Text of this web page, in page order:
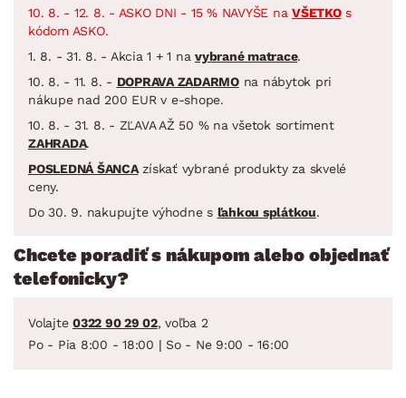
10. 8. - 12. 8. - ASKO DNI - 15 % NAVYŠE na VŠETKOs
kódom ASKO.
1. 8. - 31. 8. - Akcia 1 + 1 na vybrané matrace.
10. 8. - 11. 8. - DOPRAVA ZADARMOna nábytok pri
nákupe nad 200 EUR v e-shope.
10. 8. - 31. 8. - ZĽAVA AŽ 50 % na všetok sortiment
ZAHRADA.
POSLEDNÁ ŠANCAzískať vybrané produkty za skvelé
ceny.
Do 30. 9. nakupujte výhodne s ľahkou splátkou.
Chcete poradiť s nákupom alebo objednať
telefonicky?
Volajte 0322 90 29 02, voľba 2
Po - Pia 8:00 - 18:00 | So - Ne 9:00 - 16:00